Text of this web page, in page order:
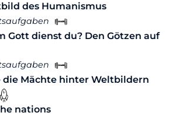
des Humanismus
Gott dienst du? Den Götzen auf
die Mächte hinter Weltbildern​
nations